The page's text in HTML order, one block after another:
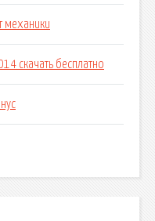
механики
скачать бесплатно